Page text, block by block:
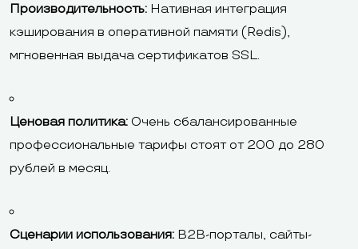
Производительность: Нативная интеграция
кэширования в оперативной памяти (Redis),
мгновенная выдача сертификатов SSL.
Ценовая политика: Очень сбалансированные
профессиональные тарифы стоят от 200 до 280
рублей в месяц.
Сценарии использования: B2B-порталы, сайты-